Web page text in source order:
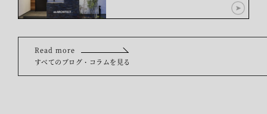
Read more
すべてのブログ・コラムを見る